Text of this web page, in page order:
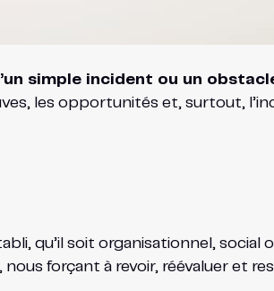
simple incident ou un
les opportunités et, surtout,
qu’il soit organisationnel, social
nous forçant à revoir, réévaluer et